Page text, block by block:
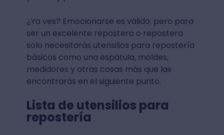
¿Ya ves? Emocionarse es válido; pero para
ser un excelente repostero o repostera
solo necesitarás utensilios para repostería
básicos como una espátula, moldes,
medidores y otras cosas más que las
encontrarás en el siguiente punto.
Lista de utensilios para
repostería